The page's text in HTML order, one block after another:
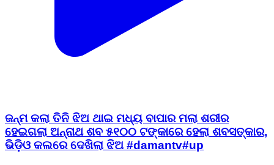
ଜନ୍ମ କଲା ତିନି ଝିଅ ଥାଇ ମଧ୍ୟ ବାପାର ମଲା ଶରୀର
ହେଇଗଲା ଅନ୍ନାଥ ଶବ ୫୧୦୦ ଟଙ୍କାରେ ହେଲା ଶବସତ୍କାର,
ଭିଡ଼ିଓ କଲରେ ଦେଖିଲା ଝିଅ #damantv#up